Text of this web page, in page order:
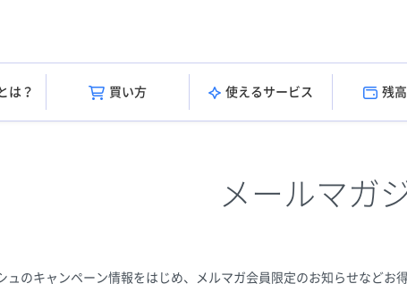
は？ 買い方 使えるサービス 残
メールマガ
ュのキャンペーン情報をはじめ、メルマガ会員限定のお知らせなどお